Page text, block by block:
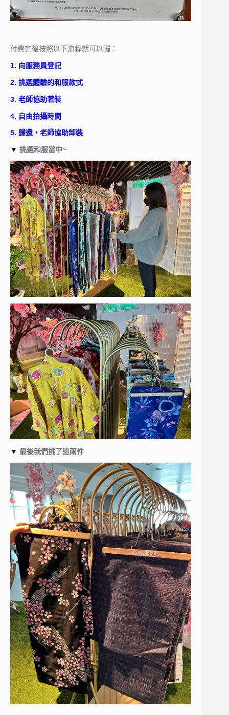
付費完後按照以下流程就可以囉：
1. 向服務員登記
2. 挑選體驗的和服款式
3. 老師協助著裝
4. 自由拍攝時間
5. 歸還，老師協助卸裝
▼ 挑選和服當中~
▼ 最後我們挑了這兩件